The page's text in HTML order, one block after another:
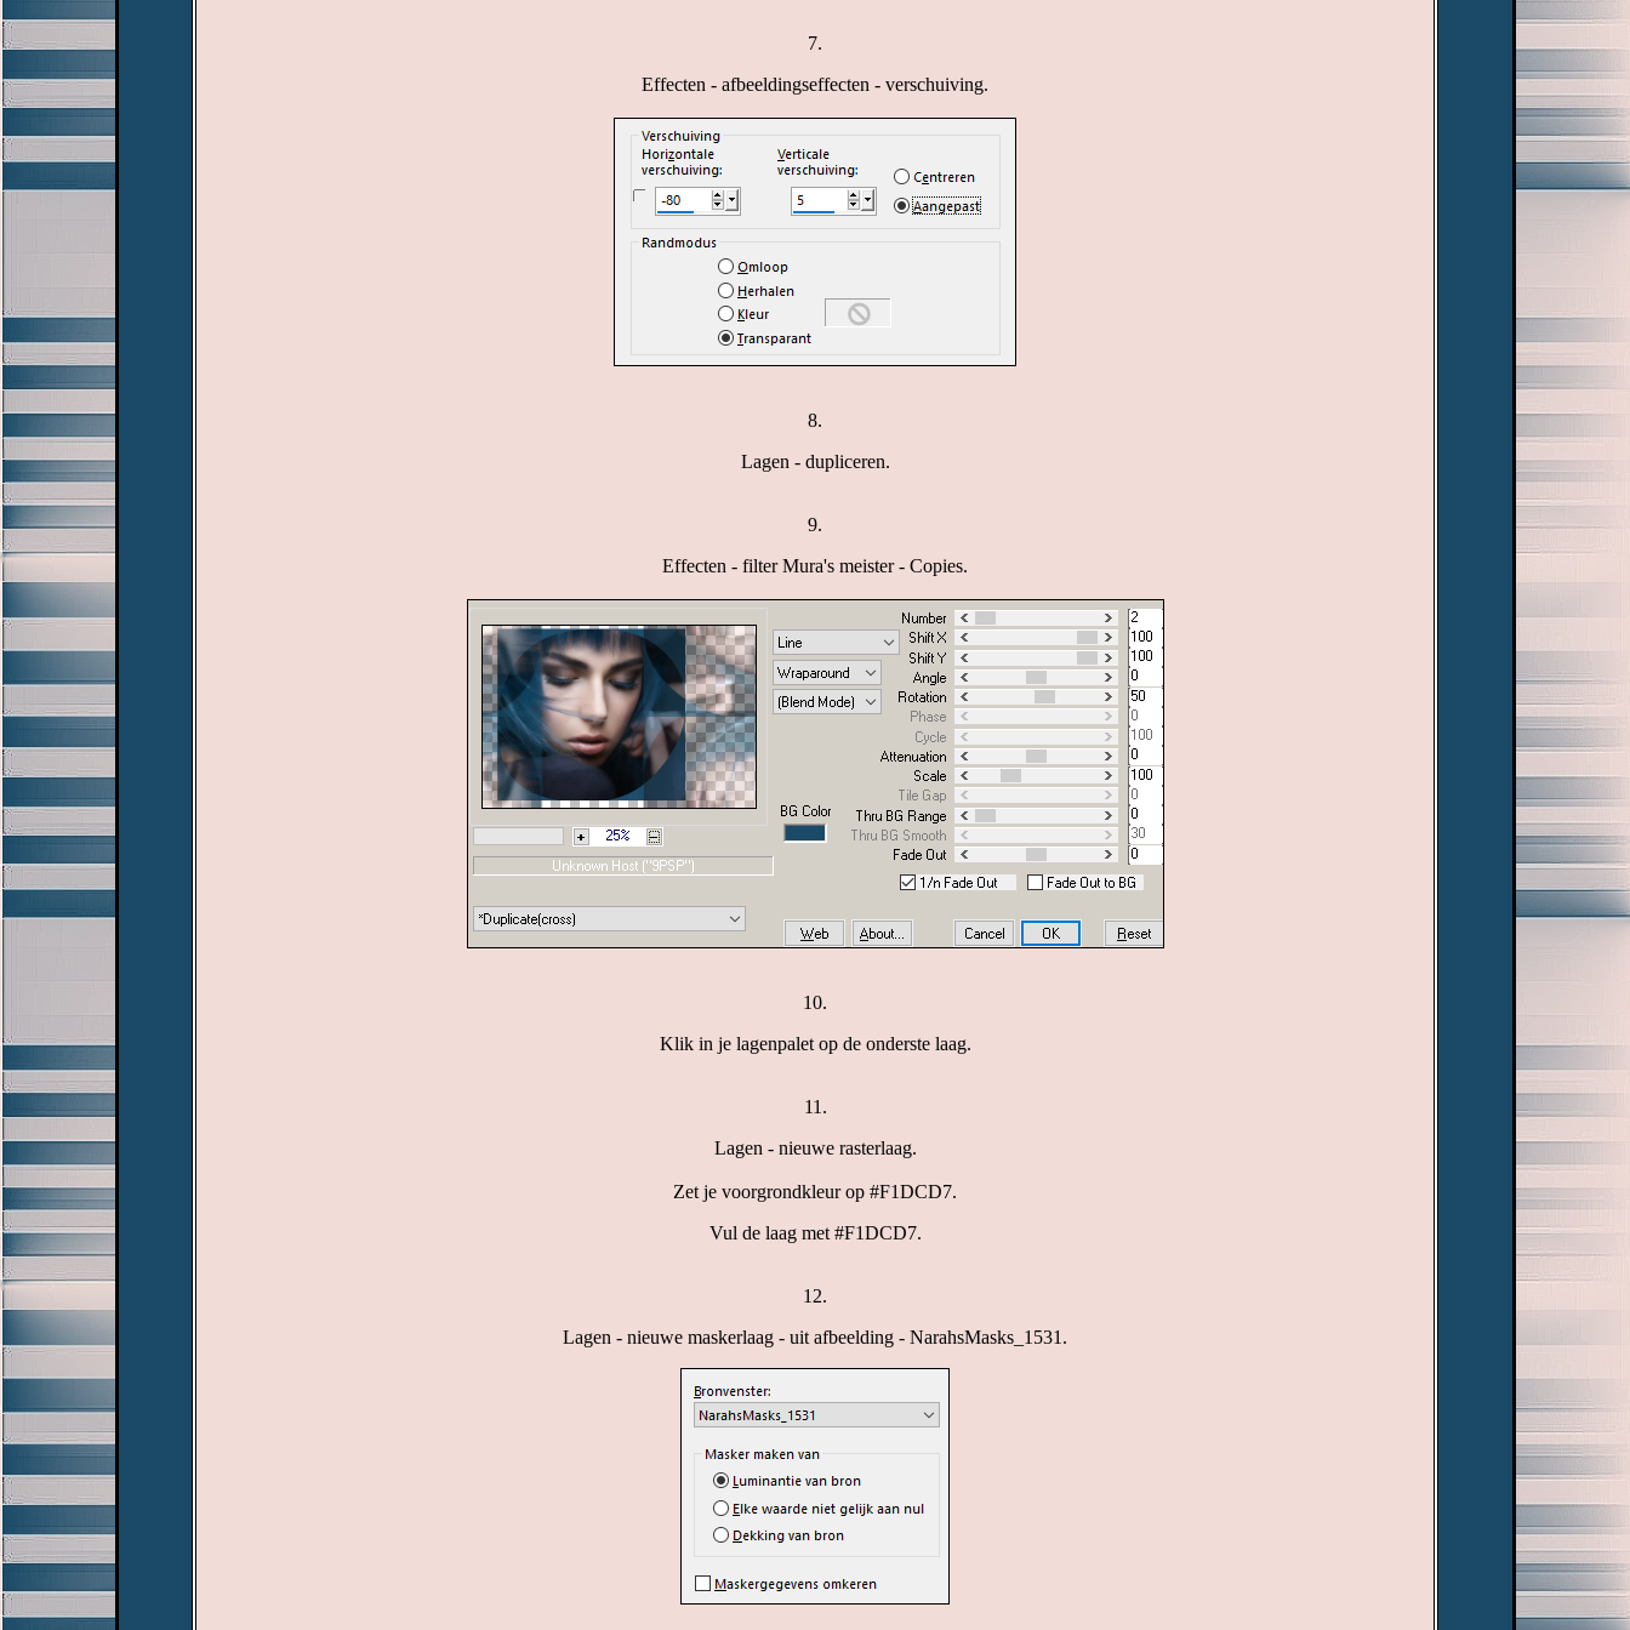
7.
Effecten - afbeeldingseffecten - verschuiving.
8.
Lagen - dupliceren.
9.
Effecten - filter Mura's meister - Copies.
10.
Klik in je lagenpalet op de onderste laag.
11.
Lagen - nieuwe rasterlaag.
Zet je voorgrondkleur op #F1DCD7.
Vul de laag met #F1DCD7.
12.
Lagen - nieuwe maskerlaag - uit afbeelding - NarahsMasks_1531.